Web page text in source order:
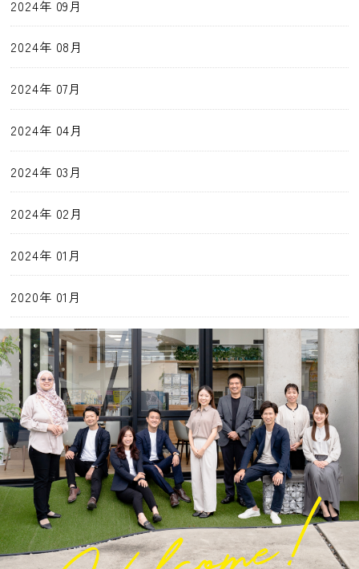
2024年 09月
2024年 08月
2024年 07月
2024年 04月
2024年 03月
2024年 02月
2024年 01月
2020年 01月